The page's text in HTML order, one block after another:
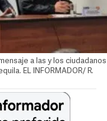
a las y los ciudadanos
EL INFORMADOR/ R.